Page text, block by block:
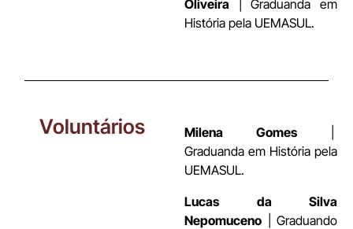
Oliveira
| Graduanda em
História pela UEMASUL.
Voluntários Milena Gomes|
Graduanda em História pela
UEMASUL.
Lucas da Silva
Nepomuceno
| Graduando